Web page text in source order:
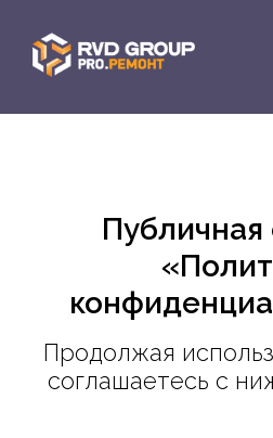
Продолжая
соглашаетесь с